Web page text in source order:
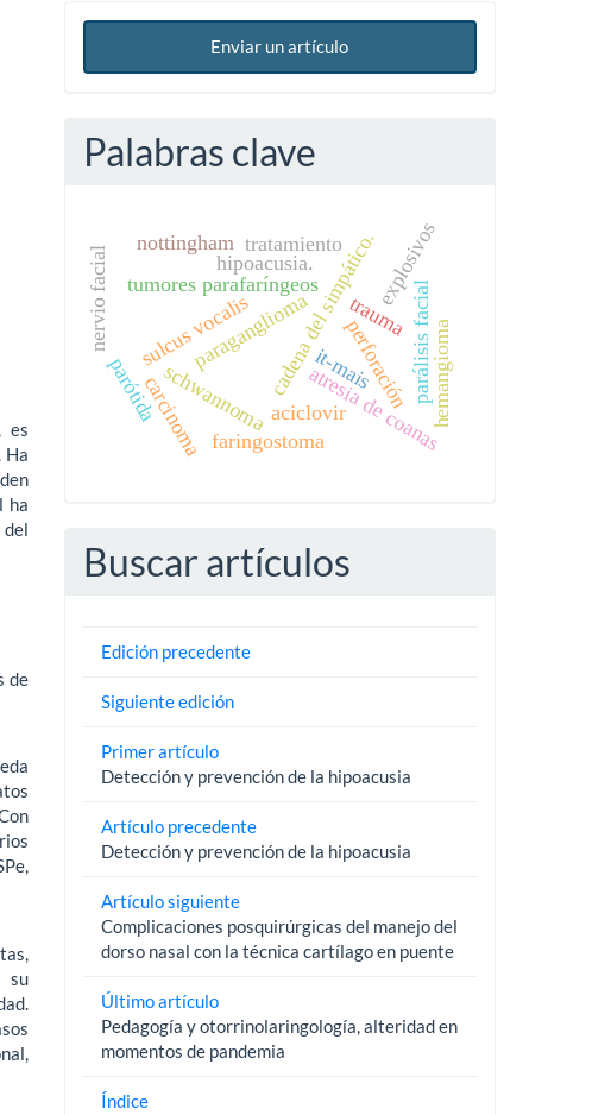
es
Ha
ha
de
su
Enviar un artículo
Palabras clave
schwannoma
paraganglioma
tumores parafaríngeoscadena del simpático.
atresia de coanas
perforación
trauma
explosivos
hipoacusia.
sulcus vocalis parálisis facial
tratamiento
aciclovir
carcinoma
parótida hemangioma
nervio facial
faringostoma
it-mais
nottingham
Buscar artículos
Edición precedente
Siguiente edición
Primer artículo
Detección y prevención de la hipoacusia
Artículo precedente
Detección y prevención de la hipoacusia
Artículo siguiente
Complicaciones posquirúrgicas del manejo del
dorso nasal con la técnica cartílago en puente
Último artículo
Pedagogía y otorrinolaringología, alteridad en
momentos de pandemia
Índice